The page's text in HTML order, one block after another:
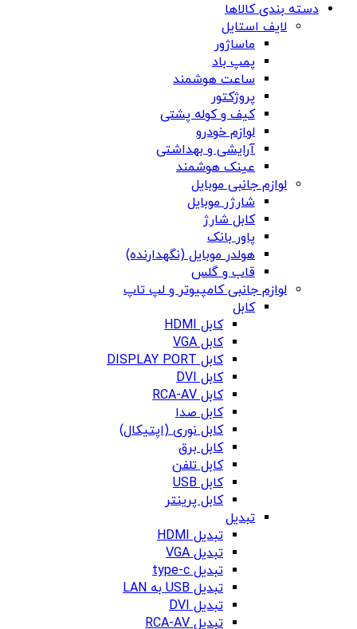
دسته بندی کالاها
لایف استایل
ماساژور
پمپ باد
ساعت هوشمند
پروژکتور
کیف و کوله پشتی
لوازم خودرو
آرایشی و بهداشتی
عینک هوشمند
لوازم جانبی موبایل
شارژر موبایل
کابل شارژ
پاور بانک
هولدر موبایل (نگهدارنده)
قاب و گلس
لوازم جانبی کامپیوتر و لپ تاپ
کابل
کابل HDMI
کابل VGA
کابل DISPLAY PORT
کابل DVI
کابل RCA-AV
کابل صدا
کابل نوری (اپتیکال)
کابل برق
کابل تلفن
کابل USB
کابل پرینتر
تبدیل
تبدیل HDMI
تبدیل VGA
تبدیل type-c
تبدیل USB به LAN
تبدیل DVI
تبدیل RCA-AV